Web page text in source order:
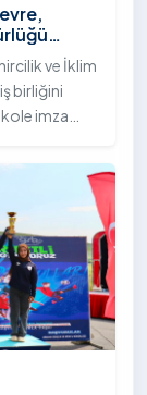
ve İklim
birliğini
imza